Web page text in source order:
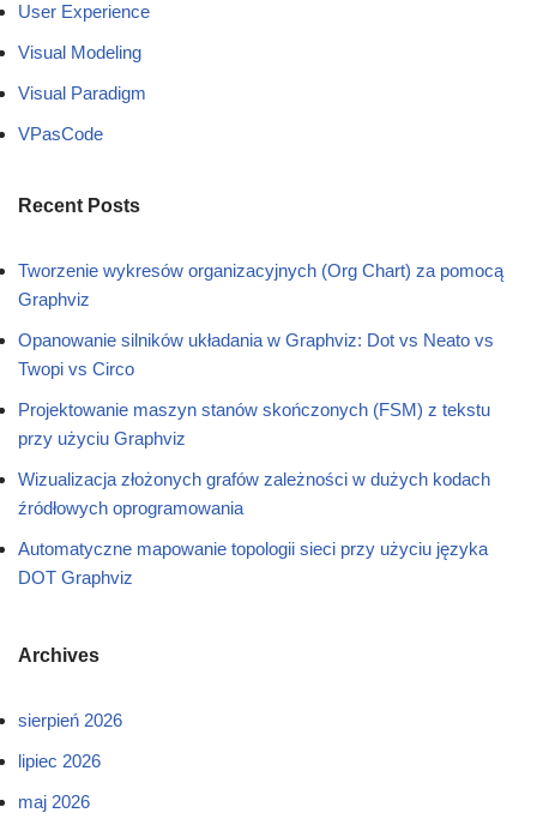
User Experience
Visual Modeling
Visual Paradigm
VPasCode
Recent Posts
Tworzenie wykresów organizacyjnych (Org Chart) za pomocą
Graphviz
Opanowanie silników układania w Graphviz: Dot vs Neato vs
Twopi vs Circo
Projektowanie maszyn stanów skończonych (FSM) z tekstu
przy użyciu Graphviz
Wizualizacja złożonych grafów zależności w dużych kodach
źródłowych oprogramowania
Automatyczne mapowanie topologii sieci przy użyciu języka
DOT Graphviz
Archives
sierpień 2026
lipiec 2026
maj 2026